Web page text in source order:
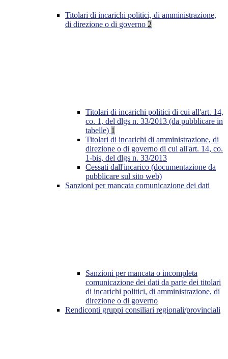
Titolari di incarichi politici, di amministrazione,
di direzione o di governo 2
Titolari di incarichi politici di cui all'art. 14,
co. 1, del dlgs n. 33/2013 (da pubblicare in
tabelle) 1
Titolari di incarichi di amministrazione, di
direzione o di governo di cui all'art. 14, co.
1-bis, del dlgs n. 33/2013
Cessati dall'incarico (documentazione da
pubblicare sul sito web)
Sanzioni per mancata comunicazione dei dati
Sanzioni per mancata o incompleta
comunicazione dei dati da parte dei titolari
di incarichi politici, di amministrazione, di
direzione o di governo
Rendiconti gruppi consiliari regionali/provinciali